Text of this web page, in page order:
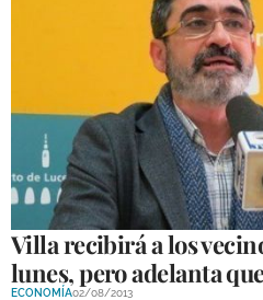
Villa recibirá a los
lunes, pero adelanta
ECONOMÍA02/08/2013